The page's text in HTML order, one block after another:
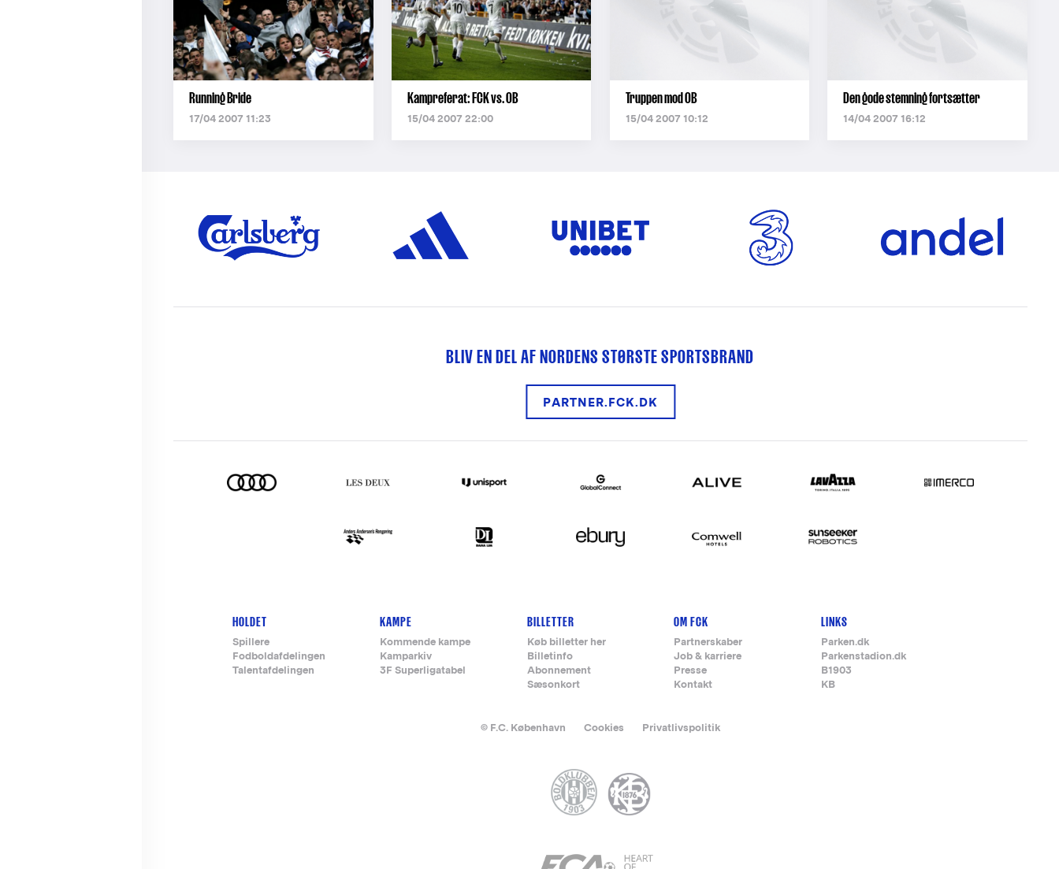
Running Bride
17/04 2007 11:23
Kampreferat: FCK vs. OB
15/04 2007 22:00
Truppen mod OB
15/04 2007 10:12
Den gode stemning fortsætter
14/04 2007 16:12
BLIV EN DEL AF NORDENS STØRSTE SPORTSBRAND
PARTNER.FCK.DK
Footer-
menu
HOLDET
Spillere
Fodboldafdelingen
Talentafdelingen
KAMPE
Kommende kampe
Kamparkiv
3F Superligatabel
BILLETTER
Køb billetter her
Billetinfo
Abonnement
Sæsonkort
OM FCK
Partnerskaber
Job & karriere
Presse
Kontakt
LINKS
Parken.dk
Parkenstadion.dk
B1903
KB
© F.C. København Cookies Privatlivspolitik